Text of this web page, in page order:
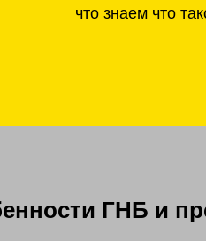
что знаем что
ГНБ и